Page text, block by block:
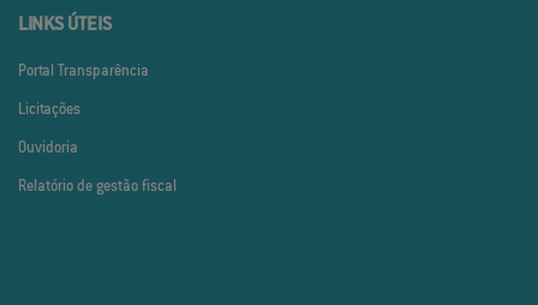
LINKS ÚTEIS
Portal Transparência
Licitações
Ouvidoria
Relatório de gestão fiscal